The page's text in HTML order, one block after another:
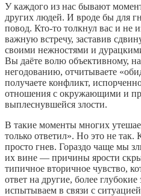
У каждого из нас бывают
других людей. И вроде бы для
повод. Кто-то толкнул вас и не
важную встречу, заставив
своими нежностями и
Вы даёте волю объективному,
негодованию, отчитываете
получаете конфликт,
отношения с окружающими и
выплеснувшейся злости.
В такие моменты многих
только ответил». Но это не
просто гнев. Гораздо чаще мы
их вине — причины ярости
типичное вторичное чувство,
ответ на другие, более
испытываем в связи с